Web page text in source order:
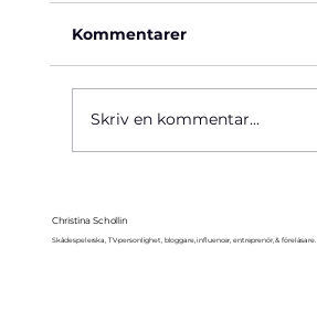
Kommentarer
Skriv en kommentar...
Christina Schollin
Skådespelerska, TV-personlighet, bloggare, influencer, entreprenör, & föreläsare.